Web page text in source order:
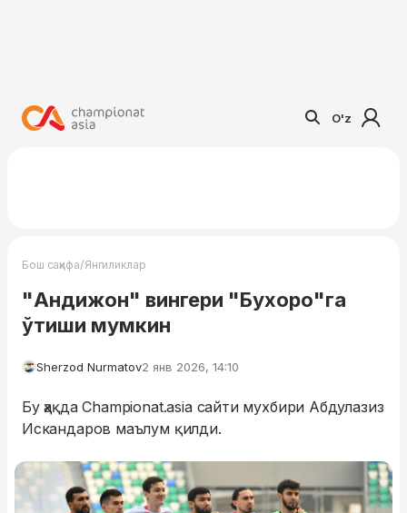
O'z
Бош саҳифа/Янгиликлар
"Андижон" вингери "Бухоро"га
ўтиши мумкин
Sherzod Nurmatov2 янв 2026, 14:10
Бу ҳақда Championat.asia сайти мухбири Абдулазиз
Искандаров маълум қилди.